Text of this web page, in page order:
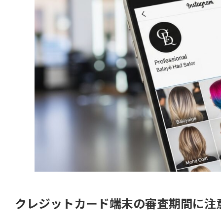
クレジットカード端末の審査期間に注